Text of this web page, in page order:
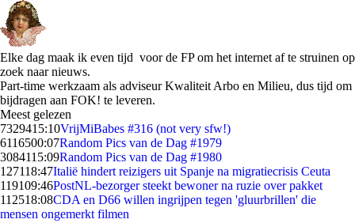
Elke dag maak ik even tijd voor de FP om het internet af te struinen op
zoek naar nieuws.
Part-time werkzaam als adviseur Kwaliteit Arbo en Milieu, dus tijd om
bijdragen aan FOK! te leveren.
Meest gelezen
7329415:10VrijMiBabes #316 (not very sfw!)
6116500:07Random Pics van de Dag #1979
3084115:09Random Pics van de Dag #1980
127118:47Italië hindert reizigers uit Spanje na migratiecrisis Ceuta
119109:46PostNL-bezorger steekt bewoner na ruzie over pakket
112518:08CDA en D66 willen ingrijpen tegen 'gluurbrillen' die
mensen ongemerkt filmen